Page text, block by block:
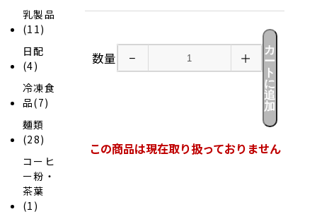
乳製品
(11)
日配
(4)
冷凍食
品(7)
麺類
(28)
コーヒ
ー粉・
茶葉
(1)
数量 − ＋
カ
ー
ト
に
追
加
この商品は現在取り扱っておりません